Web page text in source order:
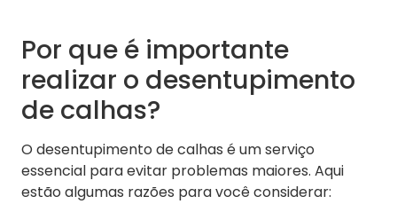
Por que é importante
realizar o desentupimento
de calhas?
O desentupimento de calhas é um serviço
essencial para evitar problemas maiores. Aqui
estão algumas razões para você considerar: